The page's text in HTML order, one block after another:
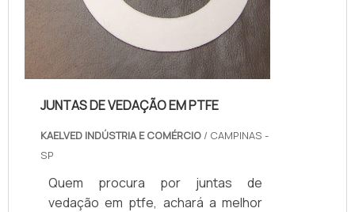
JUNTAS DE VEDAÇÃO EM PTFE
KAELVED INDÚSTRIA E COMÉRCIO / CAMPINAS -
SP
Quem procura por juntas de
vedação em ptfe, achará a melhor